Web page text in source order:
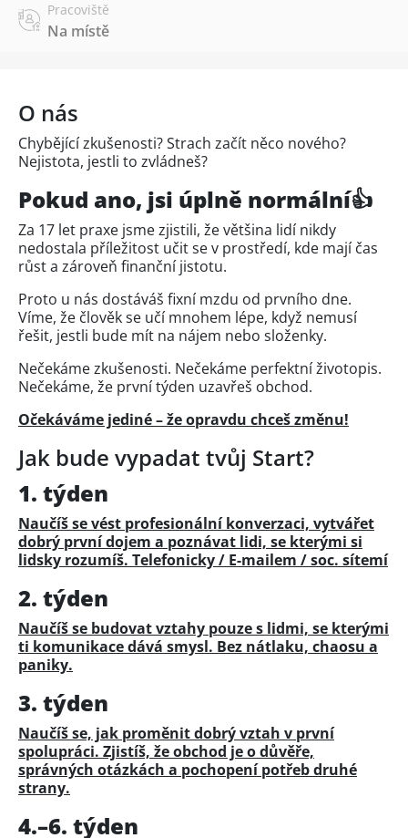
Pracoviště
Na místě
O nás
Chybějící zkušenosti? Strach začít něco nového?
Nejistota, jestli to zvládneš?
Pokud ano, jsi úplně normální👍
Za 17 let praxe jsme zjistili, že většina lidí nikdy
nedostala příležitost učit se v prostředí, kde mají čas
růst a zároveň finanční jistotu.
Proto u nás dostáváš fixní mzdu od prvního dne.
Víme, že člověk se učí mnohem lépe, když nemusí
řešit, jestli bude mít na nájem nebo složenky.
Nečekáme zkušenosti. Nečekáme perfektní životopis.
Nečekáme, že první týden uzavřeš obchod.
Očekáváme jediné – že opravdu chceš změnu!
Jak bude vypadat tvůj Start?
1. týden
Naučíš se vést profesionální konverzaci, vytvářet
dobrý první dojem a poznávat lidi, se kterými si
lidsky rozumíš. Telefonicky / E-mailem / soc. sítemí
2. týden
Naučíš se budovat vztahy pouze s lidmi, se kterými
ti komunikace dává smysl. Bez nátlaku, chaosu a
paniky.
3. týden
Naučíš se, jak proměnit dobrý vztah v první
spolupráci. Zjistíš, že obchod je o důvěře,
správných otázkách a pochopení potřeb druhé
strany.
4.–6. týden